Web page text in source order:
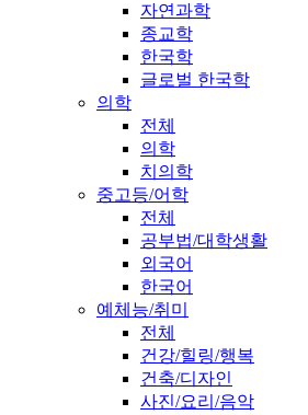
자연과학
종교학
한국학
글로벌 한국학
의학
전체
의학
치의학
중고등/어학
전체
공부법/대학생활
외국어
한국어
예체능/취미
전체
건강/힐링/행복
건축/디자인
사진/요리/음악